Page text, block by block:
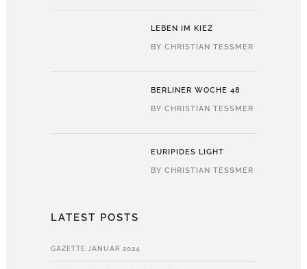
LEBEN IM KIEZ
BY CHRISTIAN TESSMER
BERLINER WOCHE 48
BY CHRISTIAN TESSMER
EURIPIDES LIGHT
BY CHRISTIAN TESSMER
LATEST POSTS
GAZETTE JANUAR 2024